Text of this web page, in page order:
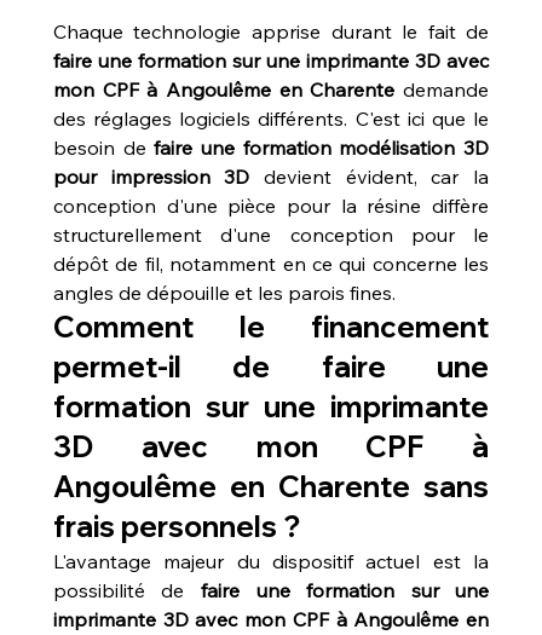
faire une formation sur une imprimante 3D avec
mon CPF à Angoulême en Charente demande
des réglages logiciels différents. C'est ici que le
besoin de faire une formation modélisation 3D
pour impression 3D devient évident, car la
conception d'une pièce pour la résine diffère
structurellement d'une conception pour le
dépôt de fil, notamment en ce qui concerne les
angles de dépouille et les parois fines.
Comment le financement
permet-il de faire une
formation sur une imprimante
3D avec mon CPF à
Angoulême en Charente sans
frais personnels ?
L'avantage majeur du dispositif actuel est la
possibilité de faire une formation sur une
imprimante 3D avec mon CPF à Angoulême en